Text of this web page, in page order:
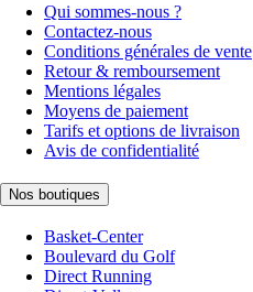
Qui sommes-nous ?
Contactez-nous
Conditions générales de vente
Retour & remboursement
Mentions légales
Moyens de paiement
Tarifs et options de livraison
Avis de confidentialité
Nos boutiques
Basket-Center
Boulevard du Golf
Direct Running